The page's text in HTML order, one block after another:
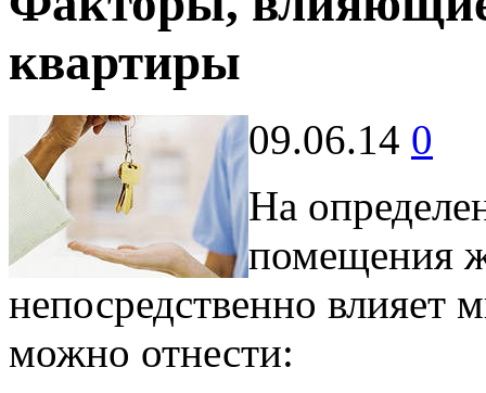
квартиры
09.06.14 0
На
помещения
непосредственно влияет
можно отнести: